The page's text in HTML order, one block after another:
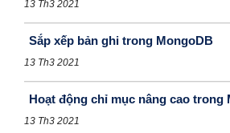
13 Th3 2021
Sắp xếp bản ghi trong MongoDB
13 Th3 2021
Hoạt động chỉ mục nâng cao trong
13 Th3 2021